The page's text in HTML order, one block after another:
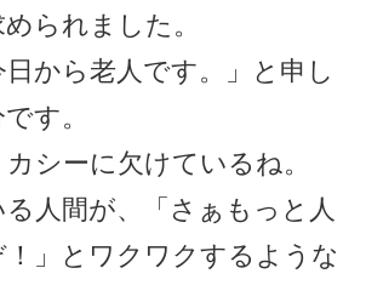
られました。
日から老人です。」と申し
す。
シーに欠けているね。
人間が、「さぁもっと人
」とワクワクするような